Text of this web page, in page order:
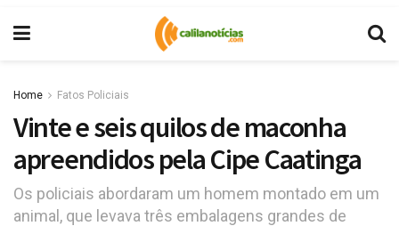
Home Fatos Policiais
Vinte e seis quilos de maconha
apreendidos pela Cipe Caatinga
Os policiais abordaram um homem montado em um
animal, que levava três embalagens grandes de